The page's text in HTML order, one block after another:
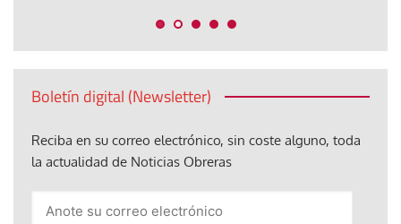
Boletín digital (Newsletter)
Reciba en su correo electrónico, sin coste alguno, toda
la actualidad de Noticias Obreras